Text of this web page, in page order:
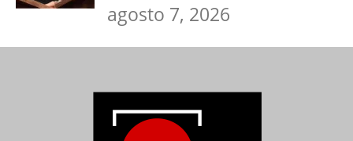
agosto 7, 2026